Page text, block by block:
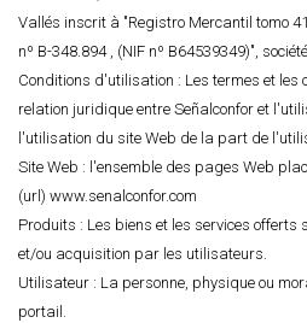
Vallés inscrit à "Registro Mercantil tomo
nº B-348.894 , (NIF nº B64539349)",
Conditions d'utilisation : Les termes et les
relation juridique entre Señalconfor et
l'utilisation du site Web de la part de
Site Web : l'ensemble des pages Web
(url) www.senalconfor.com
Produits : Les biens et les services offerts
et/ou acquisition par les utilisateurs.
Utilisateur : La personne, physique ou
portail.